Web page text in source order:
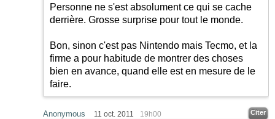
Personne ne s'est absolument ce qui se cache
derrière. Grosse surprise pour tout le monde.
Bon, sinon c'est pas Nintendo mais Tecmo, et la
firme a pour habitude de montrer des choses
bien en avance, quand elle est en mesure de le
faire.
Anonymous 11 oct. 2011 19h00 Citer